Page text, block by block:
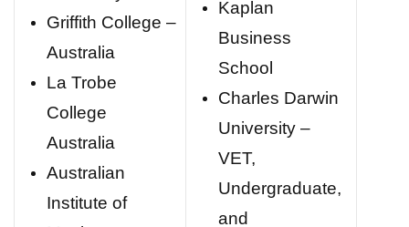
Griffith College –
Australia
La Trobe
College
Australia
Australian
Institute of
Kaplan
Business
School
Charles Darwin
University –
VET,
Undergraduate,
and